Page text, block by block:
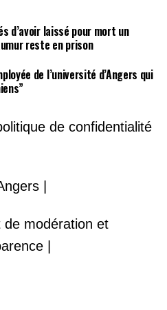
d’avoir laissé pour mort un
reste en prison
de l’université d’Angers qui
de confidentialité
|
de modération et
|